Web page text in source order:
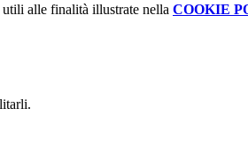
alle finalità illustrate nella COOKIE